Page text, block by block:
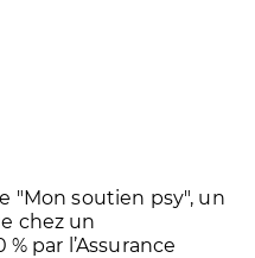
"Mon soutien psy", un
chez un
par l’Assurance